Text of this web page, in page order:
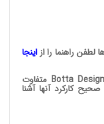
راهنما را از اینجا
تنظیم ساعت های در مدل های مختلف Botta Design متفاوت
کارکرد آنها آشنا